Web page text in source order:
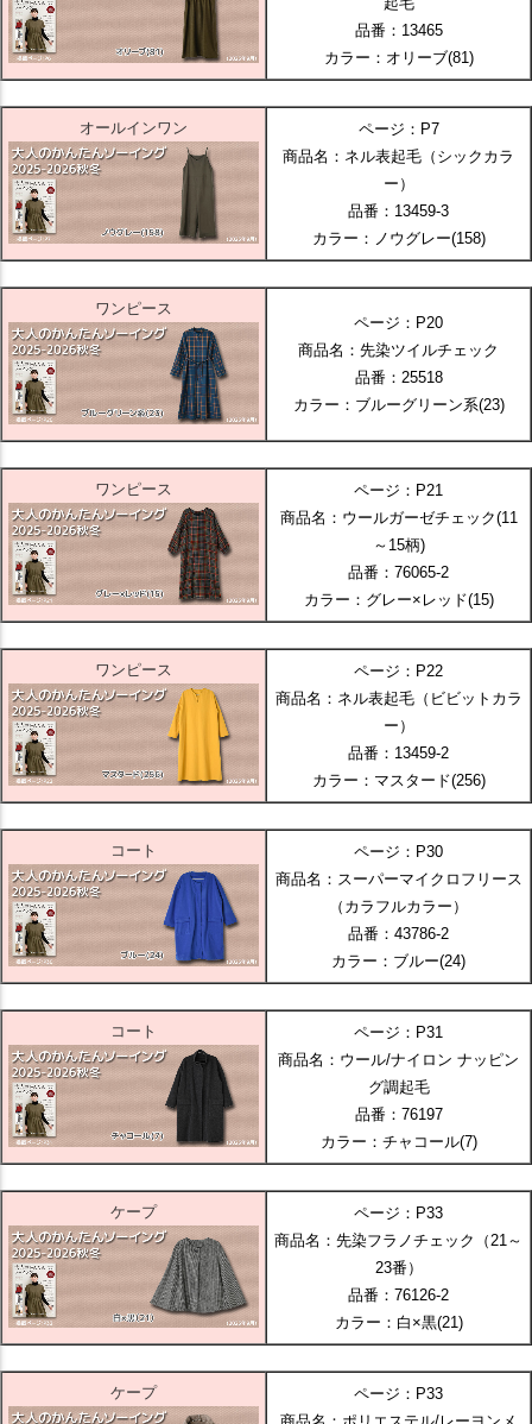
品番：13465
カラー：オリーブ(81)
オールインワン
ページ：P7
商品名：ネル表起毛（シックカラ
ー）
品番：13459-3
カラー：ノウグレー(158)
ワンピース
ページ：P20
商品名：先染ツイルチェック
品番：25518
カラー：ブルーグリーン系(23)
ワンピース
ページ：P21
商品名：ウールガーゼチェック(11
～15柄)
品番：76065-2
カラー：グレー×レッド(15)
ワンピース
ページ：P22
商品名：ネル表起毛（ビビットカラ
ー）
品番：13459-2
カラー：マスタード(256)
コート
ページ：P30
商品名：スーパーマイクロフリース
（カラフルカラー）
品番：43786-2
カラー：ブルー(24)
コート
ページ：P31
商品名：ウール/ナイロン ナッピン
グ調起毛
品番：76197
カラー：チャコール(7)
ケープ
ページ：P33
商品名：先染フラノチェック（21～
23番）
品番：76126-2
カラー：白×黒(21)
ケープ
ページ：P33